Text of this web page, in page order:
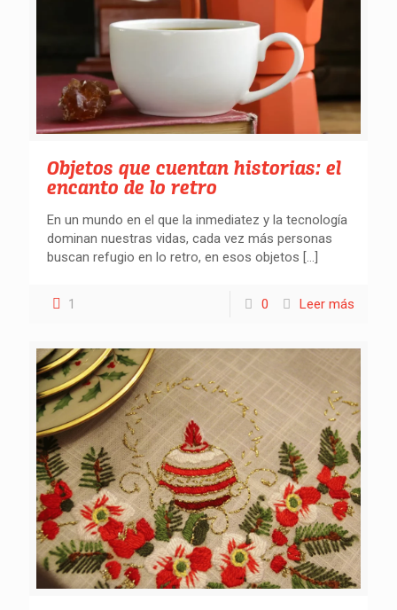
Objetos que cuentan historias: el
encanto de lo retro
En un mundo en el que la inmediatez y la tecnología
dominan nuestras vidas, cada vez más personas
buscan refugio en lo retro, en esos objetos […]
1 0 Leer más